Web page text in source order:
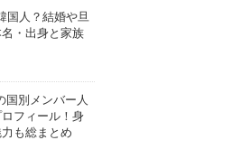
国人？結婚や旦
・出身と家族
国別メンバー人
フィール！身
も総まとめ